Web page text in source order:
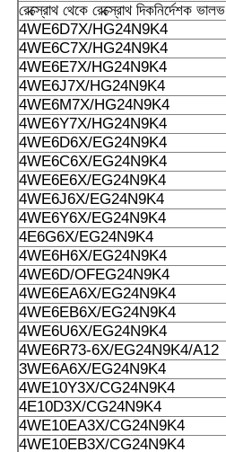
রেক্স্রোথ থেকে রেক্স্রোথ দিকনির্দেশক ভালভ
4WE6D7X/HG24N9K4
4WE6C7X/HG24N9K4
4WE6E7X/HG24N9K4
4WE6J7X/HG24N9K4
4WE6M7X/HG24N9K4
4WE6Y7X/HG24N9K4
4WE6D6X/EG24N9K4
4WE6C6X/EG24N9K4
4WE6E6X/EG24N9K4
4WE6J6X/EG24N9K4
4WE6Y6X/EG24N9K4
4E6G6X/EG24N9K4
4WE6H6X/EG24N9K4
4WE6D/OFEG24N9K4
4WE6EA6X/EG24N9K4
4WE6EB6X/EG24N9K4
4WE6U6X/EG24N9K4
4WE6R73-6X/EG24N9K4/A12
3WE6A6X/EG24N9K4
4WE10Y3X/CG24N9K4
4E10D3X/CG24N9K4
4WE10EA3X/CG24N9K4
4WE10EB3X/CG24N9K4